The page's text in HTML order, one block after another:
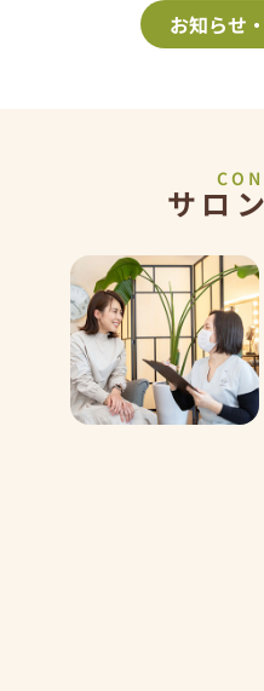
お知らせ
サロ